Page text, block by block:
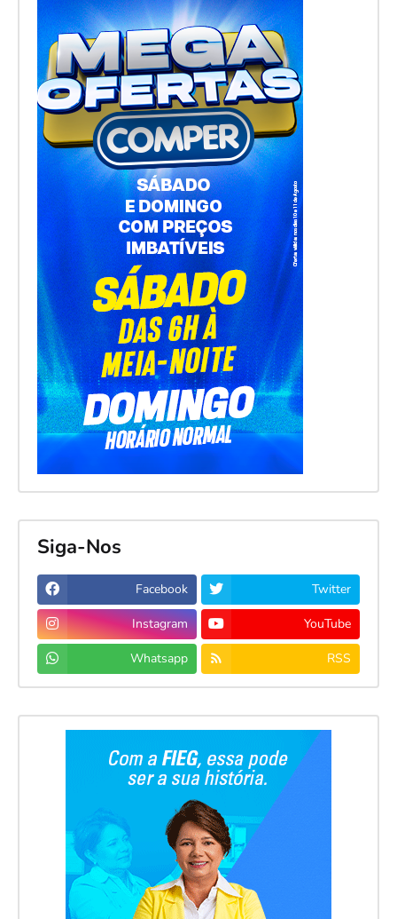
Siga-Nos
Facebook Twitter
Instagram YouTube
Whatsapp RSS